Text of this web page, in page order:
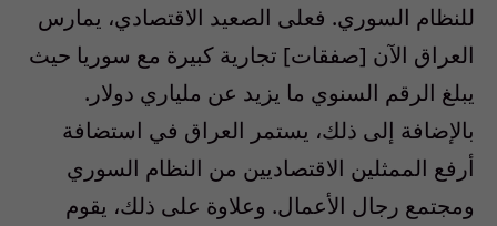
للنظام السوري. فعلى الصعيد الاقتصادي، يمارس
العراق الآن [صفقات] تجارية كبيرة مع سوريا حيث
يبلغ الرقم السنوي ما يزيد عن ملياري دولار.
بالإضافة إلى ذلك، يستمر العراق في استضافة
أرفع الممثلين الاقتصاديين من النظام السوري
ومجتمع رجال الأعمال. وعلاوة على ذلك، يقوم